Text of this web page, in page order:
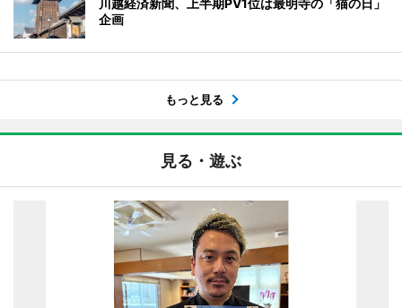
企画
もっと見る
見る・遊ぶ